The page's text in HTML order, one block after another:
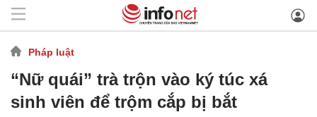
Pháp luật
“Nữ quái” trà trộn vào ký túc xá
sinh viên để trộm cắp bị bắt